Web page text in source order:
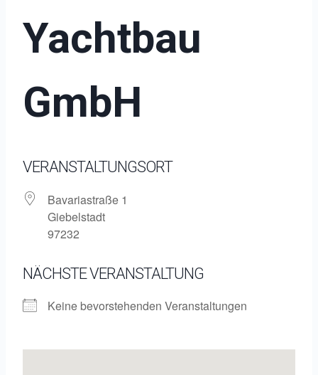
Yachtbau
GmbH
VERANSTALTUNGSORT
Bavariastraße 1
Giebelstadt
97232
NÄCHSTE VERANSTALTUNG
Keine bevorstehenden Veranstaltungen